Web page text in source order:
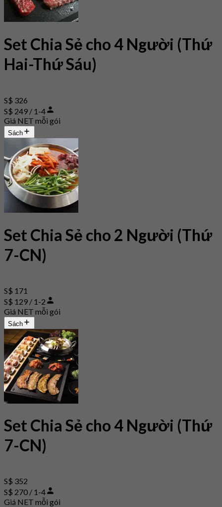
Set Chia Sẻ cho 4 Người (Thứ
Hai-Thứ Sáu)
S$ 326
S$ 249 / 1-4
Giá NET mỗi gói
Sách
Set Chia Sẻ cho 2 Người (Thứ
7-CN)
S$ 171
S$ 129 / 1-2
Giá NET mỗi gói
Sách
Set Chia Sẻ cho 4 Người (Thứ
7-CN)
S$ 352
S$ 270 / 1-4
Giá NET mỗi gói